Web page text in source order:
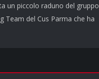
un piccolo raduno del gruppo
Team del Cus Parma che ha